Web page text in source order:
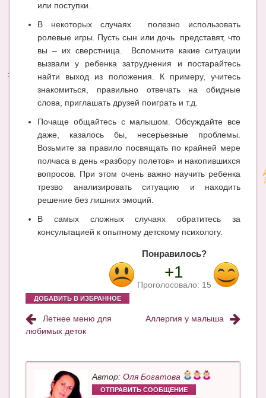
или поступки.
В некоторых случаях полезно использовать
ролевые игры. Пусть сын или дочь представят, что
вы – их сверстница. Вспомните какие ситуации
вызвали у ребенка затруднения и постарайтесь
найти выход из положения. К примеру, учитесь
знакомиться, правильно отвечать на обидные
слова, приглашать друзей поиграть и т.д.
Почаще общайтесь с малышом. Обсуждайте все
даже, казалось бы, несерьезные проблемы.
Возьмите за правило посвящать по крайней мере
полчаса в день «разбору полетов» и накопившихся
вопросов. При этом очень важно научить ребенка
трезво анализировать ситуацию и находить
решение без лишних эмоций.
В самых сложных случаях обратитесь за
консультацией к опытному детскому психологу.
Понравилось?
+1
Проголосовало: 15
ДОБАВИТЬ В ИЗБРАННОЕ
Летнее меню для
любимых деток
Аллергия у малыша
Автор: Оля Богатова
ОТПРАВИТЬ СООБЩЕНИЕ